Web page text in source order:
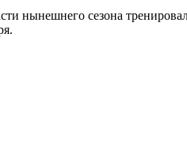
нынешнего сезона